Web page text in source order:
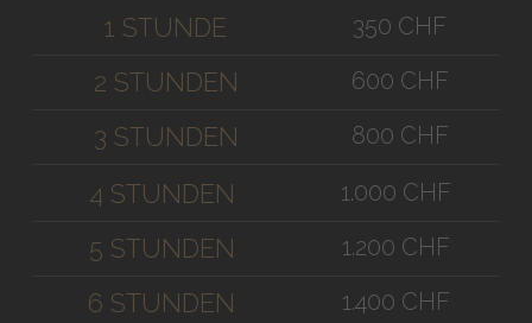
1 STUNDE 350 CHF
2 STUNDEN 600 CHF
3 STUNDEN 800 CHF
4 STUNDEN 1.000 CHF
5 STUNDEN 1.200 CHF
6 STUNDEN 1.400 CHF